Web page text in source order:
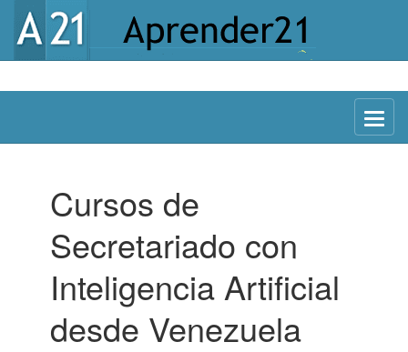
Menu
Cursos de
Secretariado con
Inteligencia Artificial
desde Venezuela
CON IA